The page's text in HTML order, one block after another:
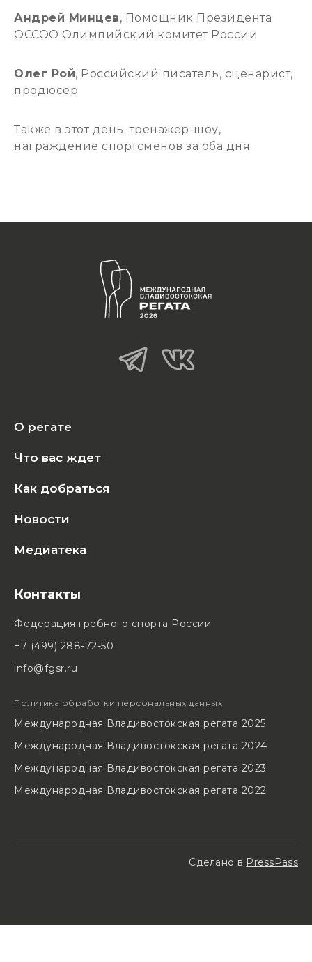
Андрей Минцев, Помощник Президента
ОССОО Олимпийский комитет России
Олег Рой, Российский писатель, сценарист,
продюсер
Также в этот день: тренажер-шоу,
награждение спортсменов за оба дня
О регате
Что вас ждет
Как добраться
Новости
Медиатека
Контакты
Федерация гребного спорта России
+7 (499) 288-72-50
info@fgsr.ru
Политика обработки персональных данных
Международная Владивостокская регата 2025
Международная Владивостокская регата 2024
Международная Владивостокская регата 2023
Международная Владивостокская регата 2022
Сделано в PressPass